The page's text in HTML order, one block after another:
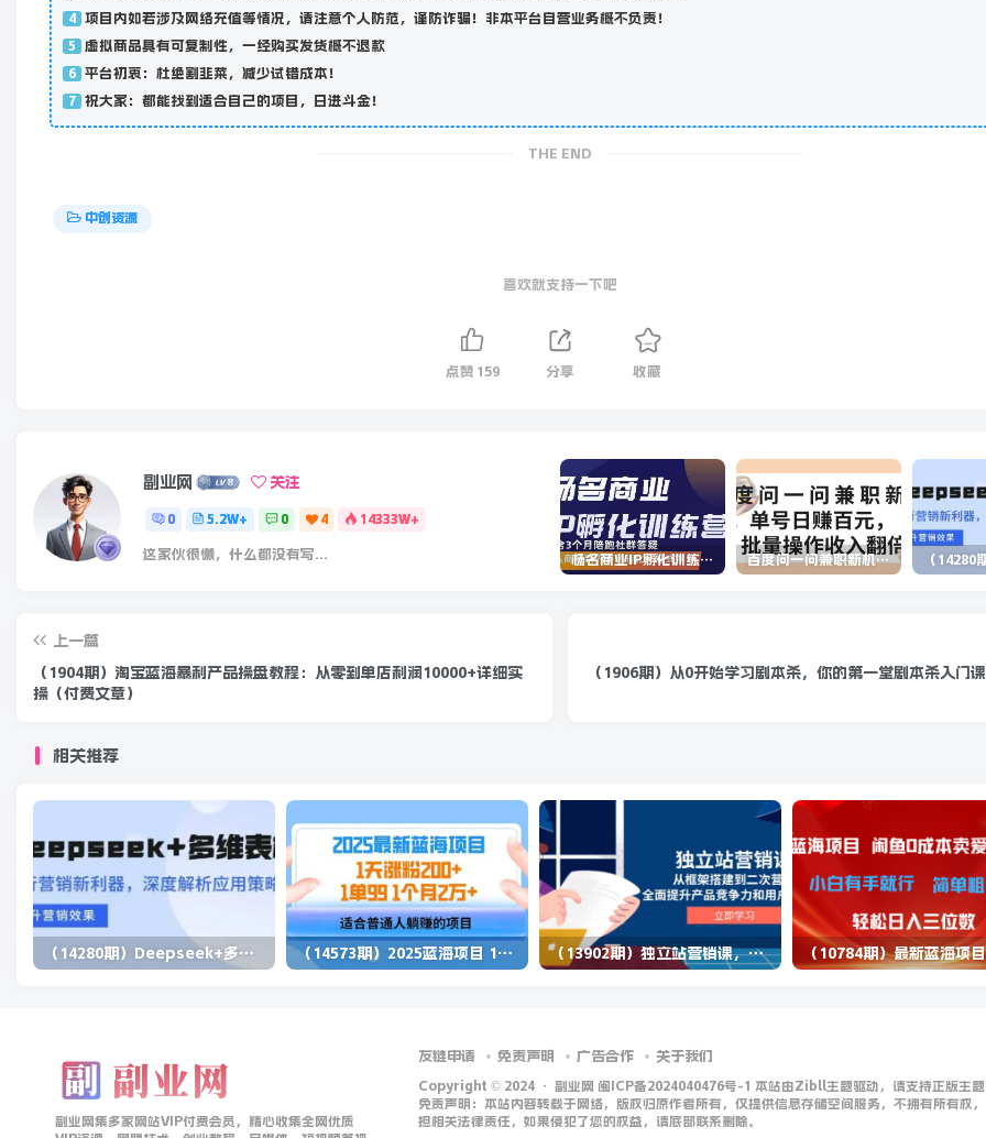
4 项目内如若涉及网络充值等情况，请注意个人防范，谨防诈骗！非本平台自营业务概不负责！
5 虚拟商品具有可复制性，一经购买发货概不退款
6 平台初衷：杜绝割韭菜，减少试错成本！
7 祝大家：都能找到适合自己的项目，日进斗金！
THE END
中创资源
喜欢就支持一下吧
点赞 159 分享 收藏
副业网 关注
0 5.2W+ 0 4 14333W+
这家伙很懒，什么都没有写... 杨名商业IP孵化训练营，从商业到内容到转化一站式学 价值5980元 百度问一问兼职新机遇，单号日赚百元，批量操作收入翻倍
上一篇
（1904期）淘宝蓝海暴利产品操盘教程：从零到单店利润10000+详细实
操（付费文章）
（1906期）从0开始学习剧本杀，你的第一堂剧本杀入门
相关推荐
（14280期）Deepseek+多维表格，银行营销新利器，深度解析应用策略，提升营销效果 （14573期）2025蓝海项目 1天涨粉200+ 1单99 1个月2万+ （13902期）独立站营销课，从框架搭建到二次营销，全面提升产品竞争力和用户忠诚度
副业网集多家网站VIP付费会员，精心收集全网优质
友链申请 免责声明 广告合作 关于我们
Copyright © 2024 · 副业网 闽ICP备2024040476号-1 本站由Zibll主题驱动，请支持正版主题
免责声明：本站内容转载于网络，版权归原作者所有，仅提供信息存储空间服务，不拥有所有权
担相关法律责任，如果侵犯了您的权益，请底部联系删除。